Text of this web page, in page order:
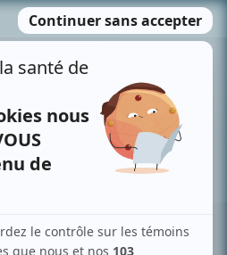
MENU
Recherche avancée »